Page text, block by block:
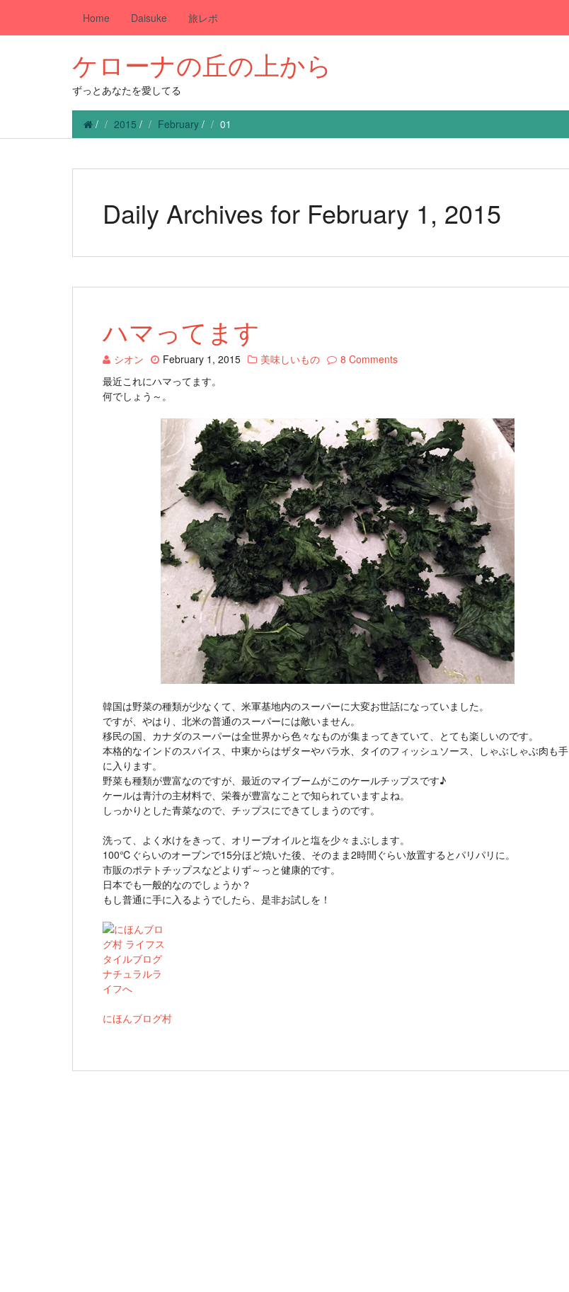
Home Daisuke 旅レポ
ケローナの丘の上から
ずっとあなたを愛してる
/ 2015 / February / 01
Daily Archives for February 1, 2015
ハマってます
シオン February 1, 2015 美味しいもの
8 Comments
最近これにハマってます。
何でしょう～。
韓国は野菜の種類が少なくて、米軍基地内のスーパーに大変お世話になっていました。
ですが、やはり、北米の普通のスーパーには敵いません。
移民の国、カナダのスーパーは全世界から色々なものが集まってきていて、とても楽しいのです。
本格的なインドのスパイス、中東からはザターやバラ水、タイのフィッシュソース、しゃぶしゃぶ肉も手
に入ります。
野菜も種類が豊富なのですが、最近のマイブームがこのケールチップスです♪
ケールは青汁の主材料で、栄養が豊富なことで知られていますよね。
しっかりとした青菜なので、チップスにできてしまうのです。
洗って、よく水けをきって、オリーブオイルと塩を少々まぶします。
100℃ぐらいのオーブンで15分ほど焼いた後、そのまま2時間ぐらい放置するとパリパリに。
市販のポテトチップスなどよりず～っと健康的です。
日本でも一般的なのでしょうか？
もし普通に手に入るようでしたら、是非お試しを！
にほんブログ村